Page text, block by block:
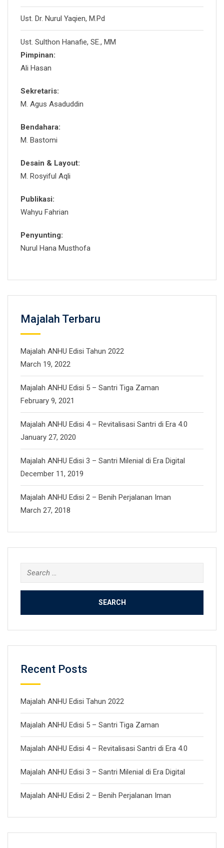
Ust. Dr. Nurul Yaqien, M.Pd
Ust. Sulthon Hanafie, SE., MM
Pimpinan:
Ali Hasan
Sekretaris:
M. Agus Asaduddin
Bendahara:
M. Bastomi
Desain & Layout:
M. Rosyiful Aqli
Publikasi:
Wahyu Fahrian
Penyunting:
Nurul Hana Musthofa
Majalah Terbaru
Majalah ANHU Edisi Tahun 2022
March 19, 2022
Majalah ANHU Edisi 5 – Santri Tiga Zaman
February 9, 2021
Majalah ANHU Edisi 4 – Revitalisasi Santri di Era 4.0
January 27, 2020
Majalah ANHU Edisi 3 – Santri Milenial di Era Digital
December 11, 2019
Majalah ANHU Edisi 2 – Benih Perjalanan Iman
March 27, 2018
Search
for:
Recent Posts
Majalah ANHU Edisi Tahun 2022
Majalah ANHU Edisi 5 – Santri Tiga Zaman
Majalah ANHU Edisi 4 – Revitalisasi Santri di Era 4.0
Majalah ANHU Edisi 3 – Santri Milenial di Era Digital
Majalah ANHU Edisi 2 – Benih Perjalanan Iman